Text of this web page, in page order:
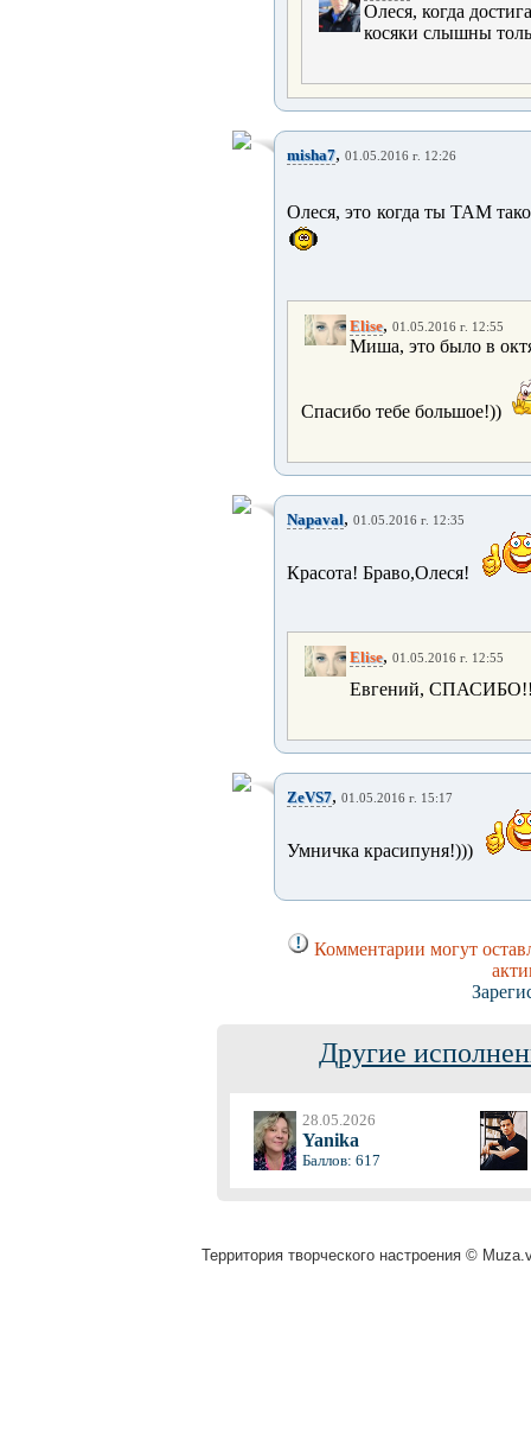
Олеся, когда
косяки слышны
misha7, 01.05.2016 г. 12:26
Олеся, это когда ты ТАМ
Elise, 01.05.2016 г. 12:55
Миша, это было в
Спасибо тебе большое!))
Napaval, 01.05.2016 г. 12:35
Красота! Браво,Олеся!
Elise, 01.05.2016 г. 12:55
Евгений,
ZeVS7, 01.05.2016 г. 15:17
Умничка красипуня!)))
Комментарии могут
Другие
28.05.2026
Yanika
Баллов: 617
Территория творческого настроения ©